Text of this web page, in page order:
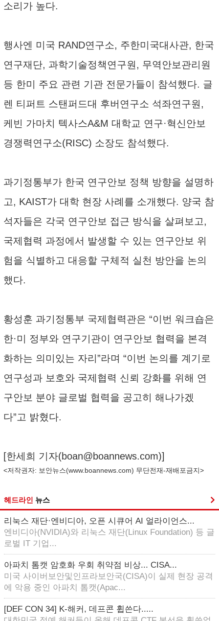
소리가 높다.
행사엔 미국 RAND연구소, 주한미국대사관, 한국
연구재단, 과학기술정책연구원, 무역안보관리원
등 한미 주요 관련 기관 전문가들이 참석했다. 글
렌 티퍼트 스탠퍼드대 후버연구소 석좌연구원,
케빈 가마치 텍사스A&M 대학교 연구·혁신안보
경쟁력연구소(RISC) 소장도 참석했다.
과기정통부가 한국 연구안보 정책 방향을 설명하
고, KAIST가 대학 현장 사례를 소개했다. 양국 참
석자들은 각국 연구안보 접근 방식을 살펴보고,
국제협력 과정에서 발생할 수 있는 연구안보 위
험을 식별하고 대응할 구체적 실천 방안을 논의
했다.
황성훈 과기정통부 국제협력관은 “이번 워크숍은
한·미 정부와 연구기관이 연구안보 협력을 본격
화하는 의미있는 자리”라며 “이번 논의를 계기로
연구성과 보호와 국제협력 신뢰 강화를 위해 연
구안보 분야 글로벌 협력을 공고히 해나가겠
다”고 밝혔다.
[한세희 기자(boan@boannews.com)]
<저작권자: 보안뉴스(www.boannews.com) 무단전재-재배포금지>
헤드라인 뉴스
리눅스 재단·엔비디아, 오픈 시큐어 AI 얼라이언스...
엔비디아(NVIDIA)와 리눅스 재단(Linux Foundation) 등 글
로벌 IT 기업...
아파치 톰캣 암호화 우회 취약점 비상... CISA...
미국 사이버보안및인프라보안국(CISA)이 실제 현장 공격
에 악용 중인 아파치 톰캣(Apac...
[DEF CON 34] K-해커, 데프콘 휩쓴다.....